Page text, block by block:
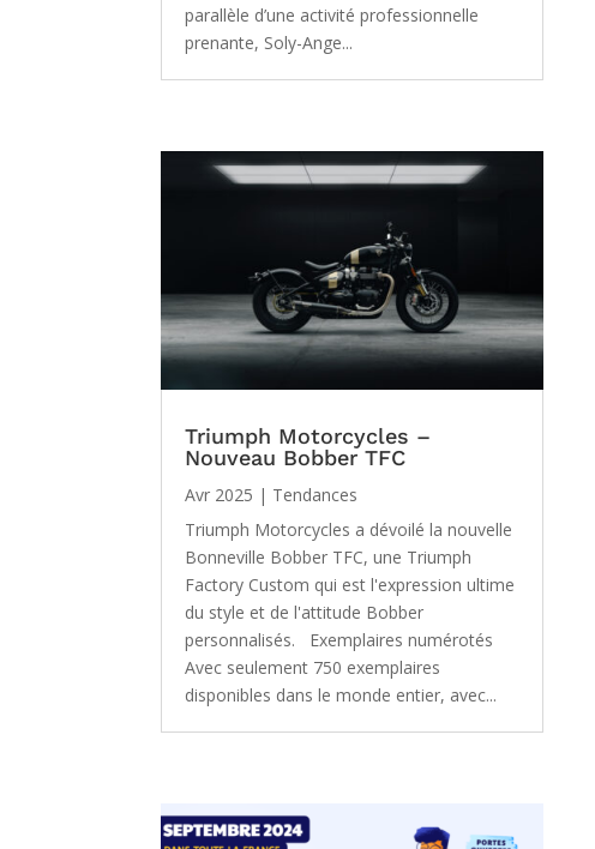
parallèle d’une activité professionnelle
prenante, Soly-Ange...
Triumph Motorcycles –
Nouveau Bobber TFC
Avr 2025 | Tendances
Triumph Motorcycles a dévoilé la nouvelle
Bonneville Bobber TFC, une Triumph
Factory Custom qui est l'expression ultime
du style et de l'attitude Bobber
personnalisés. Exemplaires numérotés
Avec seulement 750 exemplaires
disponibles dans le monde entier, avec...